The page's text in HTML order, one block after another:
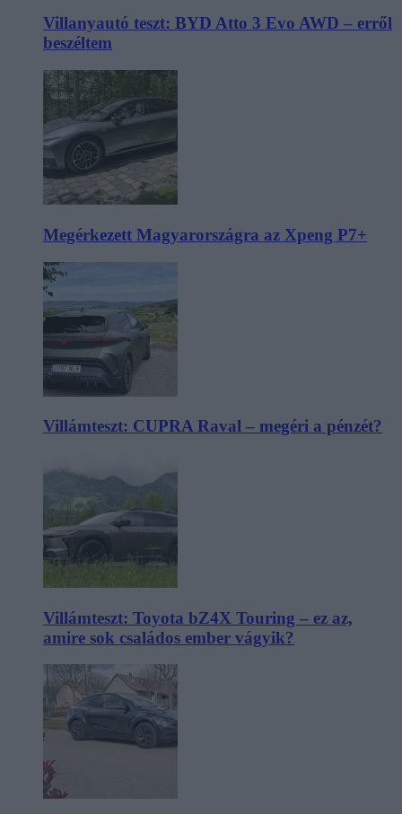
Villanyautó teszt: BYD Atto 3 Evo AWD – erről
beszéltem
Megérkezett Magyarországra az Xpeng P7+
Villámteszt: CUPRA Raval – megéri a pénzét?
Villámteszt: Toyota bZ4X Touring – ez az,
amire sok családos ember vágyik?